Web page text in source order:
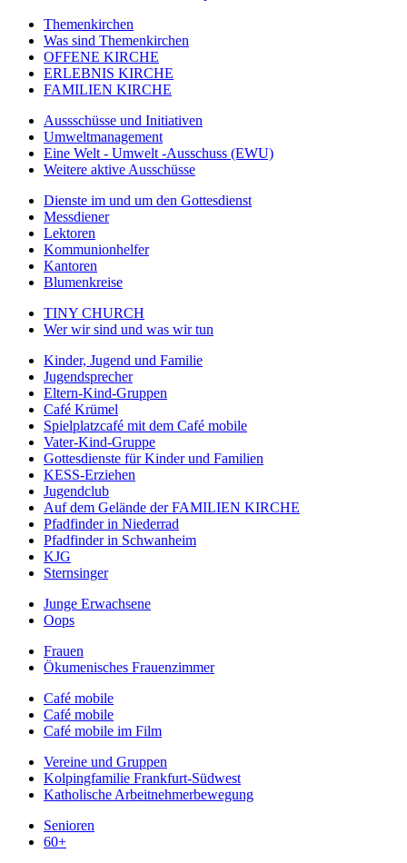
Themenkirchen
Was sind Themenkirchen
OFFENE KIRCHE
ERLEBNIS KIRCHE
FAMILIEN KIRCHE
Aussschüsse und Initiativen
Umweltmanagement
Eine Welt - Umwelt -Ausschuss (EWU)
Weitere aktive Ausschüsse
Dienste im und um den Gottesdienst
Messdiener
Lektoren
Kommunionhelfer
Kantoren
Blumenkreise
TINY CHURCH
Wer wir sind und was wir tun
Kinder, Jugend und Familie
Jugendsprecher
Eltern-Kind-Gruppen
Café Krümel
Spielplatzcafé mit dem Café mobile
Vater-Kind-Gruppe
Gottesdienste für Kinder und Familien
KESS-Erziehen
Jugendclub
Auf dem Gelände der FAMILIEN KIRCHE
Pfadfinder in Niederrad
Pfadfinder in Schwanheim
KJG
Sternsinger
Junge Erwachsene
Oops
Frauen
Ökumenisches Frauenzimmer
Café mobile
Café mobile
Café mobile im Film
Vereine und Gruppen
Kolpingfamilie Frankfurt-Südwest
Katholische Arbeitnehmerbewegung
Senioren
60+